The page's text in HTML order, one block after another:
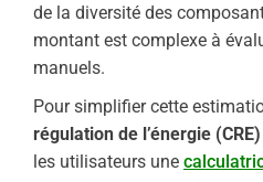
de la diversité des
montant est complexe à
manuels.
Pour simplifier cette
régulation de l’énergie (CRE)
les utilisateurs une